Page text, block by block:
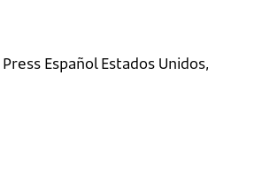
Español Estados Unidos,